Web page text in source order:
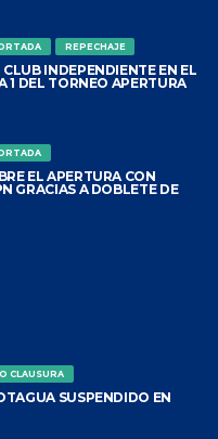
REPECHAJE
INDEPENDIENTE EN EL
1 DEL TORNEO APERTURA
EL APERTURA CON
GRACIAS A DOBLETE DE
CLAUSURA
SUSPENDIDO EN